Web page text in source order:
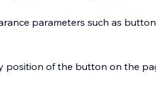
parameters such as
position of the button on the